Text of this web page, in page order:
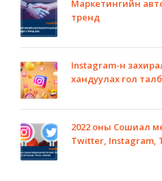
Маркетингийн
тренд
Instagram-н
хандуулах гол
2022 оны Сошиал
Twitter, Instagram,